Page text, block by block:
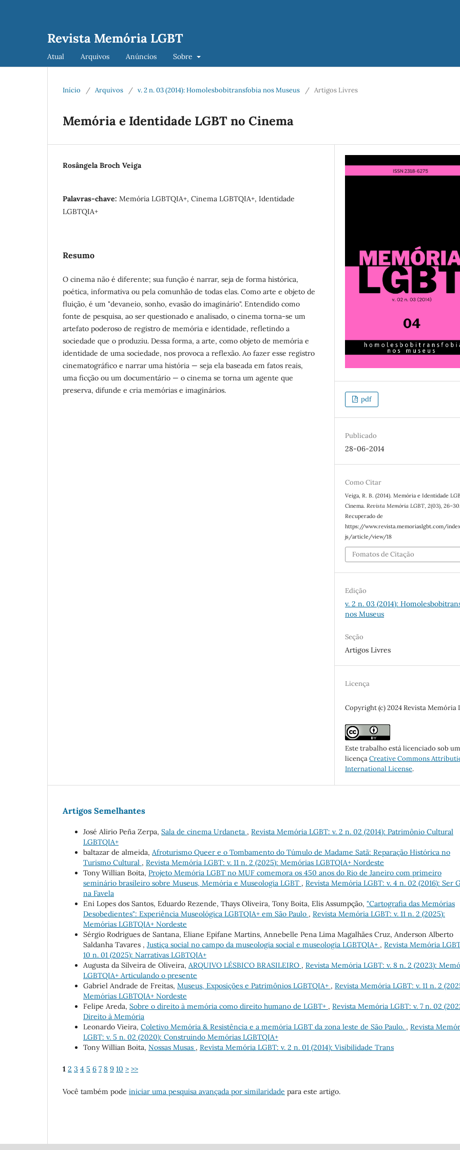
Revista Memória LGBT
Atual Arquivos Anúncios Sobre
Início / Arquivos / v. 2 n. 03 (2014): Homolesbobitransfobia nos Museus / Artigos Livres
Memória e Identidade LGBT no Cinema
Rosângela Broch Veiga
Palavras-chave: Memória LGBTQIA+, Cinema LGBTQIA+, Identidade
LGBTQIA+
Resumo
O cinema não é diferente; sua função é narrar, seja de forma histórica,
poética, informativa ou pela comunhão de todas elas. Como arte e objeto de
fluição, é um "devaneio, sonho, evasão do imaginário". Entendido como
fonte de pesquisa, ao ser questionado e analisado, o cinema torna-se um
artefato poderoso de registro de memória e identidade, refletindo a
sociedade que o produziu. Dessa forma, a arte, como objeto de memória e
identidade de uma sociedade, nos provoca a reflexão. Ao fazer esse registro
cinematográfico e narrar uma história — seja ela baseada em fatos reais,
uma ficção ou um documentário — o cinema se torna um agente que
preserva, difunde e cria memórias e imaginários.
pdf
Publicado
28-06-2014
Como Citar
Veiga, R. B. (2014). Memória e Identidade
Cinema.Revista Memória LGBT,2(03), 26–30.
Recuperado de
https://www.revista.memoriaslgbt.com/
js/article/view/18
Fomatos de Citação
Edição
v. 2 n. 03 (2014):
nos Museus
Seção
Artigos Livres
Licença
Copyright (c) 2024 Revista Memória
Este trabalho está licenciado sob
licençaCreative Commons
International License.
Artigos Semelhantes
José Alirio Peña Zerpa, Sala de cinema Urdaneta , Revista Memória LGBT: v. 2 n. 02 (2014): Patrimônio Cultural
LGBTQIA+
baltazar de almeida, Afroturismo Queer e o Tombamento do Túmulo de Madame Satã: Reparação Histórica no
Turismo Cultural , Revista Memória LGBT: v. 11 n. 2 (2025): Memórias LGBTQIA+ Nordeste
Tony Willian Boita, Projeto Memória LGBT no MUF comemora os 450 anos do Rio de Janeiro com primeiro
seminário brasileiro sobre Museus, Memória e Museologia LGBT , Revista Memória LGBT: v. 4 n. 02 (2016): Ser
na Favela
Eni Lopes dos Santos, Eduardo Rezende, Thays Oliveira, Tony Boita, Elis Assumpção, "Cartografia das Memórias
Desobedientes": Experiência Museológica LGBTQIA+ em São Paulo , Revista Memória LGBT: v. 11 n. 2 (2025):
Memórias LGBTQIA+ Nordeste
Sérgio Rodrigues de Santana, Eliane Epifane Martins, Annebelle Pena Lima Magalhães Cruz, Anderson Alberto
Saldanha Tavares , Justiça social no campo da museologia social e museologia LGBTQIA+ , Revista Memória
10 n. 01 (2025): Narrativas LGBTQIA+
Augusta da Silveira de Oliveira, ARQUIVO LÉSBICO BRASILEIRO , Revista Memória LGBT: v. 8 n. 2 (2023):
LGBTQIA+ Articulando o presente
Gabriel Andrade de Freitas, Museus, Exposições e Patrimônios LGBTQIA+ , Revista Memória LGBT: v. 11 n. 2
Memórias LGBTQIA+ Nordeste
Felipe Areda, Sobre o direito à memória como direito humano de LGBT+ , Revista Memória LGBT: v. 7 n. 02
Direito à Memória
Leonardo Vieira, Coletivo Memória & Resistência e a memória LGBT da zona leste de São Paulo. , Revista
LGBT: v. 5 n. 02 (2020): Construindo Memórias LGBTQIA+
Tony Willian Boita, Nossas Musas , Revista Memória LGBT: v. 2 n. 01 (2014): Visibilidade Trans
1 2 3 4 5 6 7 8 9 10 > >>
Você também pode iniciar uma pesquisa avançada por similaridade para este artigo.